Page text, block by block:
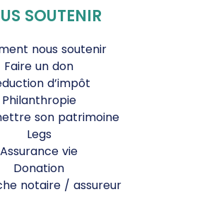
SOUTENIR
nous soutenir
Faire un don
d’impôt
Philanthropie
son patrimoine
Legs
Assurance vie
Donation
notaire / assureur